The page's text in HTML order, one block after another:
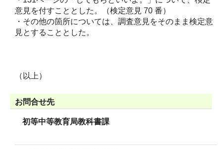
意見を付すこととした。（検定意見 70 番）
・その他の箇所については、調査意見をそのまま検定意
見とすることとした。
（以上）
お問合せ先
初等中等教育局教科書課